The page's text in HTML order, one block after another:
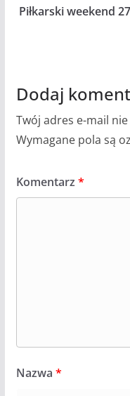
Piłkarski weekend
Dodaj
Twój adres e-mail
Wymagane pola są
Komentarz *
Nazwa *